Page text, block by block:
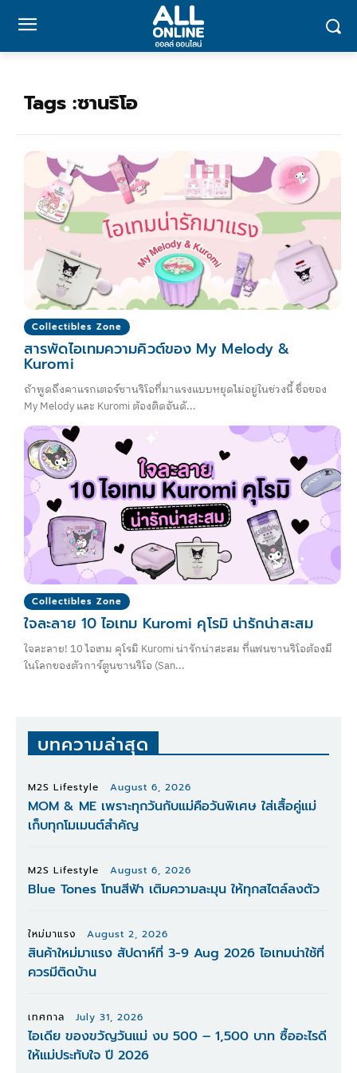
Tags :ซานริโอ
Collectibles Zone
สารพัดไอเทมความคิวต์ของ My Melody &
Kuromi
ถ้าพูดถึงคาแรกเตอร์ซานริโอที่มาแรงแบบหยุดไม่อยู่ในช่วงนี้ ชื่อของ
My Melody และ Kuromi ต้องติดอันดั...
Collectibles Zone
ใจละลาย 10 ไอเทม Kuromi คุโรมิ น่ารักน่าสะสม
ใจละลาย! 10 ไอเทม คุโรมิ Kuromi น่ารักน่าสะสม ที่แฟนซานริโอต้องมี
ในโลกของตัวการ์ตูนซานริโอ (San...
บทความล่าสุด
M2S Lifestyle August 6, 2026
MOM & ME เพราะทุกวันกับแม่คือวันพิเศษ ใส่เสื้อคู่แม่
เก็บทุกโมเมนต์สำคัญ
M2S Lifestyle August 6, 2026
Blue Tones โทนสีฟ้า เติมความละมุน ให้ทุกสไตล์ลงตัว
ใหม่มาแรง August 2, 2026
สินค้าใหม่มาแรง สัปดาห์ที่ 3-9 Aug 2026 ไอเทมน่าใช้ที่
ควรมีติดบ้าน
เทศกาล July 31, 2026
ไอเดีย ของขวัญวันแม่ งบ 500 – 1,500 บาท ซื้ออะไรดี
ให้แม่ประทับใจ ปี 2026